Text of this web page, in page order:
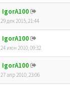
IgorA100
29 дек 2015, 21:44
IgorA100
24 июн 2010, 09:32
IgorA100
27 апр 2010, 23:06